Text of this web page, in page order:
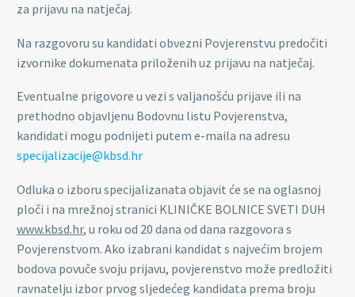
za prijavu na natječaj.
Na razgovoru su kandidati obvezni Povjerenstvu predočiti
izvornike dokumenata priloženih uz prijavu na natječaj.
Eventualne prigovore u vezi s valjanošću prijave ili na
prethodno objavljenu Bodovnu listu Povjerenstva,
kandidati mogu podnijeti putem e-maila na adresu
specijalizacije@kbsd.hr
Odluka o izboru specijalizanata objavit će se na oglasnoj
ploči i na mrežnoj stranici KLINIČKE BOLNICE SVETI DUH
www.kbsd.hr, u roku od 20 dana od dana razgovora s
Povjerenstvom. Ako izabrani kandidat s najvećim brojem
bodova povuče svoju prijavu, povjerenstvo može predložiti
ravnatelju izbor prvog sljedećeg kandidata prema broju